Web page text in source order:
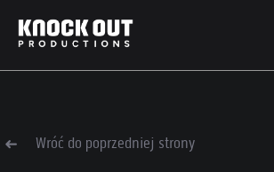
Wróć do poprzedniej strony